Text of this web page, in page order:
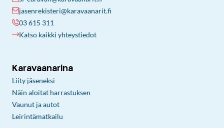
jasenrekisteri@karavaanarit.fi
03 615 311
Katso kaikki yhteystiedot
Karavaanarina
Liity jäseneksi
Näin aloitat harrastuksen
Vaunut ja autot
Leirintämatkailu